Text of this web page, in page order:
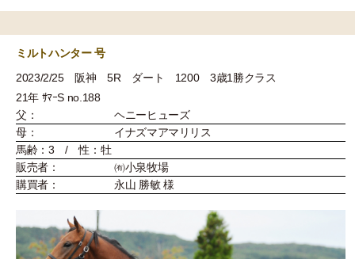
ミルトハンター 号
2023/2/25 阪神 5R ダート 1200 3歳1勝クラス
21年 ｻﾏｰS no.188
父：
ヘニーヒューズ
母：
イナズマアマリリス
馬齢：3 / 性：牡
販売者：
㈲小泉牧場
購買者：
永山 勝敏 様